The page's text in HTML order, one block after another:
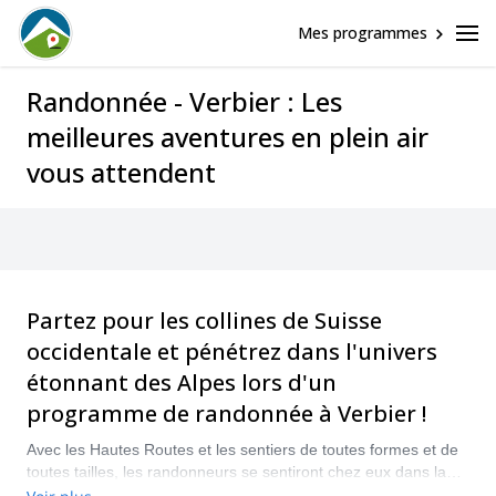
Mes programmes
Randonnée - Verbier : Les
meilleures aventures en plein air
vous attendent
Partez pour les collines de Suisse
occidentale et pénétrez dans l'univers
étonnant des Alpes lors d'un
programme de randonnée à Verbier !
Avec les Hautes Routes et les sentiers de toutes formes et de
toutes tailles, les randonneurs se sentiront chez eux dans la